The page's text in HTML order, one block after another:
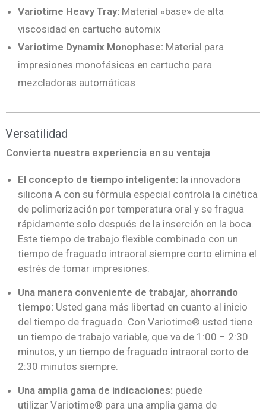
Variotime Heavy Tray: Material «base» de alta
viscosidad en cartucho automix
Variotime Dynamix Monophase: Material para
impresiones monofásicas en cartucho para
mezcladoras automáticas
Versatilidad
Convierta nuestra experiencia en su ventaja
El concepto de tiempo inteligente: la innovadora
silicona A con su fórmula especial controla la cinética
de polimerización por temperatura oral y se fragua
rápidamente solo después de la inserción en la boca.
Este tiempo de trabajo flexible combinado con un
tiempo de fraguado intraoral siempre corto elimina el
estrés de tomar impresiones.
Una manera conveniente de trabajar, ahorrando
tiempo: Usted gana más libertad en cuanto al inicio
del tiempo de fraguado. Con Variotime® usted tiene
un tiempo de trabajo variable, que va de 1:00 – 2:30
minutos, y un tiempo de fraguado intraoral corto de
2:30 minutos siempre.
Una amplia gama de indicaciones: puede
utilizar Variotime® para una amplia gama de